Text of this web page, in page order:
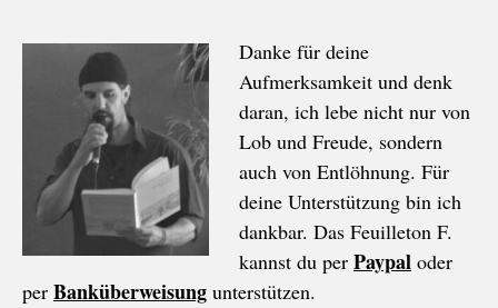
Danke für deine
Aufmerksamkeit und denk
daran, ich lebe nicht nur von
Lob und Freude, sondern
auch von Entlöhnung. Für
deine Unterstützung bin ich
dankbar. Das Feuilleton F.
kannst du per Paypal oder
per Banküberweisung unterstützen.